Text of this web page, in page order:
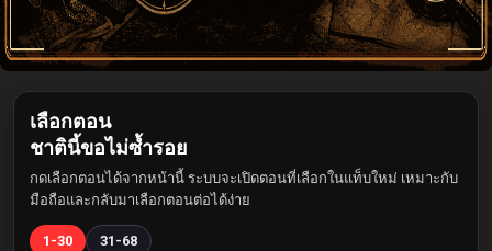
เลือกตอน
ชาตินี้ขอไม่ซ้ำรอย
กดเลือกตอนได้จากหน้านี้ ระบบจะเปิดตอนที่เลือกในแท็บใหม่ เหมาะกับ
มือถือและกลับมาเลือกตอนต่อได้ง่าย
1-30 31-68